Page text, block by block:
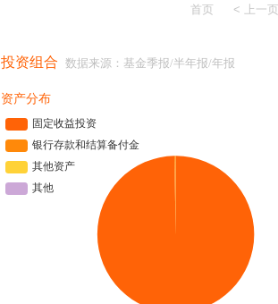
首页 < 上一页
投资组合 数据来源：基金季报/半年报/年报
资产分布